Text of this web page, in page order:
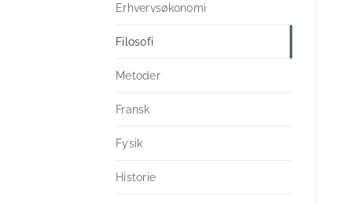
Erhvervsøkonomi
Filosofi
Metoder
Fransk
Fysik
Historie